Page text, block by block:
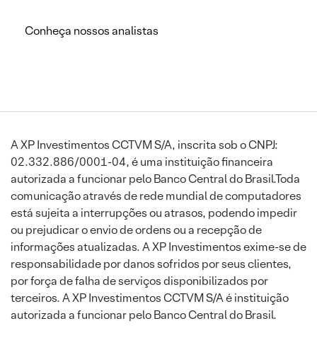
Conheça nossos analistas
A XP Investimentos CCTVM S/A, inscrita sob o CNPJ:
02.332.886/0001-04, é uma instituição financeira
autorizada a funcionar pelo Banco Central do Brasil.Toda
comunicação através de rede mundial de computadores
está sujeita a interrupções ou atrasos, podendo impedir
ou prejudicar o envio de ordens ou a recepção de
informações atualizadas. A XP Investimentos exime-se de
responsabilidade por danos sofridos por seus clientes,
por força de falha de serviços disponibilizados por
terceiros. A XP Investimentos CCTVM S/A é instituição
autorizada a funcionar pelo Banco Central do Brasil.